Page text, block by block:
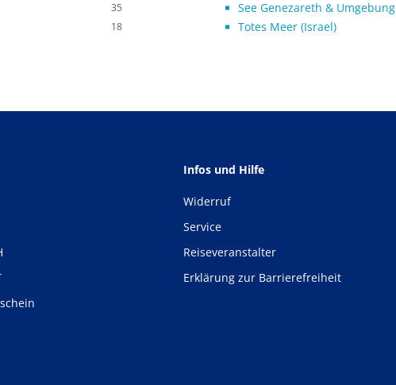
35 See Genezareth & Umgebung
18 Totes Meer (Israel)
Infos und Hilfe
Widerruf
Service
Reiseveranstalter
Erklärung zur Barrierefreiheit